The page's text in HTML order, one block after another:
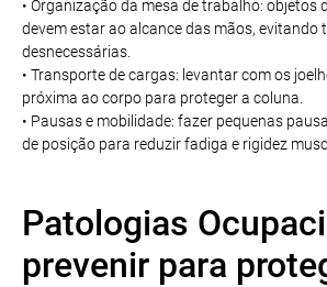
• Organização da mesa de trabalho: objetos
devem estar ao alcance das mãos, evitando
desnecessárias.
• Transporte de cargas: levantar com os
próxima ao corpo para proteger a coluna.
• Pausas e mobilidade: fazer pequenas
de posição para reduzir fadiga e rigidez
Patologias
prevenir para